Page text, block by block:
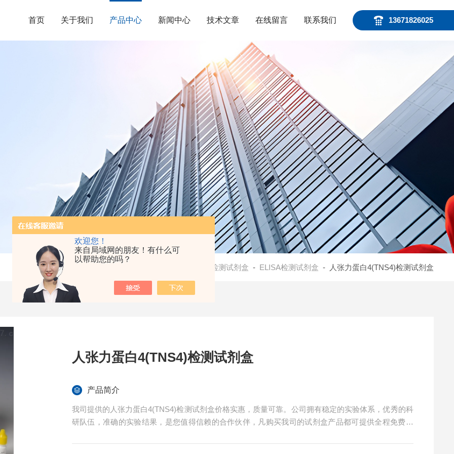
欢迎您！
来自局域网的朋友！有什么可
以帮助您的吗？
13671826025
首页 关于我们 产品中心 新闻中心 技术文章 在线留言 联系我们
检测试剂盒 - ELISA检测试剂盒 - 人张力蛋白4(TNS4)检测试剂盒
人张力蛋白4(TNS4)检测试剂盒
产品简介
我司提供的人张力蛋白4(TNS4)检测试剂盒价格实惠，质量可靠。公司拥有稳定的实验体系，优秀的科
研队伍，准确的实验结果，是您值得信赖的合作伙伴，凡购买我司的试剂盒产品都可提供全程免费技